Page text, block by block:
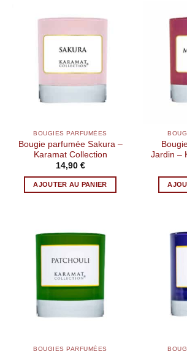
BOUGIES PARFUMÉES
Bougie parfumée Sakura –
Karamat Collection
14,90 €
AJOUTER AU PANIER
Jardin –
BOUGIES PARFUMÉES